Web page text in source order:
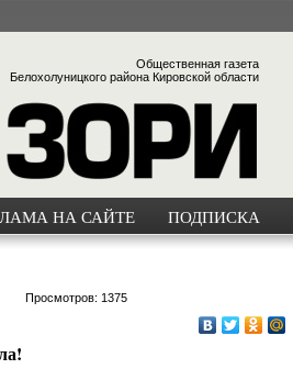
Общественная газета
Белохолуницкого района Кировской области
НА САЙТЕ ПОДПИСКА
Просмотров: 1375